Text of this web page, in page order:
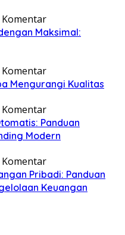
Komentar
Maksimal:
Komentar
Mengurangi Kualitas
Komentar
Panduan
Modern
Komentar
Pribadi: Panduan
Keuangan